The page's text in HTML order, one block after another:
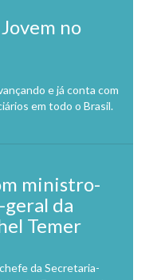
no
e já conta com
em todo o Brasil.
ministro-
da
Temer
da Secretaria-